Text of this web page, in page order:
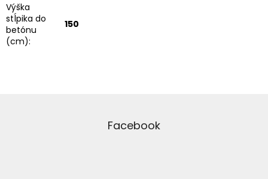
Výška
stĺpika do
betónu
(cm):
150
Facebook